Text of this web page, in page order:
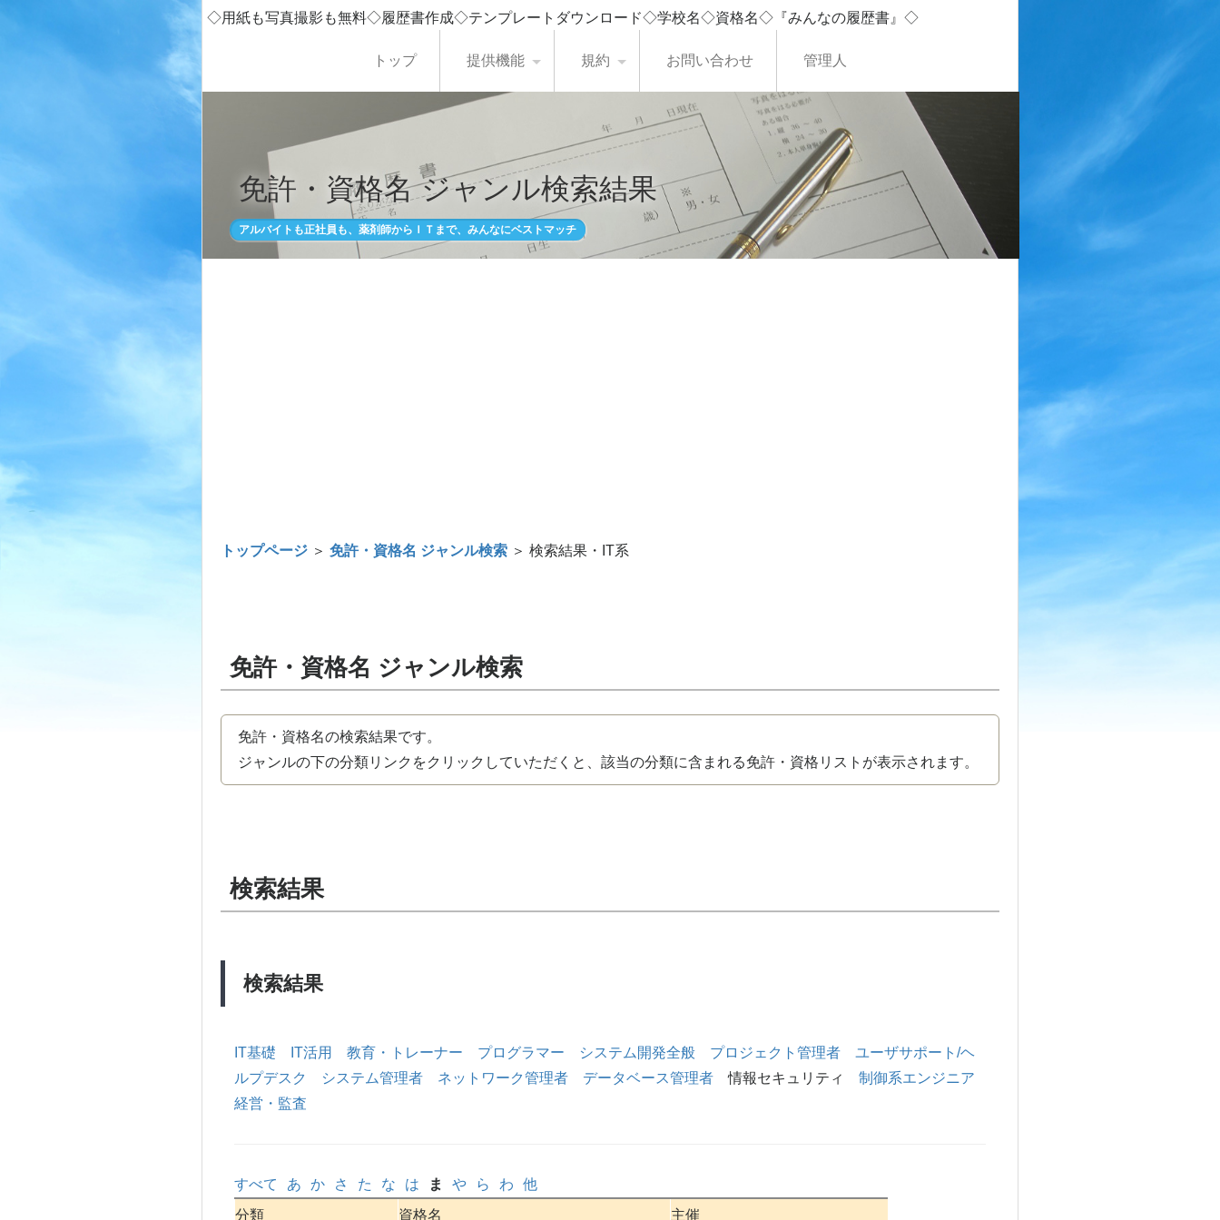
◇用紙も写真撮影も無料◇履歴書作成◇テンプレートダウンロード◇学校名◇資格名◇『みんなの履歴書』◇
トップ 提供機能 規約 お問い合わせ 管理人
免許・資格名 ジャンル検索結果
アルバイトも正社員も、薬剤師からＩＴまで、みんなにベストマッチ
トップページ ＞ 免許・資格名 ジャンル検索 ＞ 検索結果・IT系
免許・資格名 ジャンル検索
免許・資格名の検索結果です。
ジャンルの下の分類リンクをクリックしていただくと、該当の分類に含まれる免許・資格リストが表示されます。
検索結果
検索結果
IT基礎 IT活用 教育・トレーナー プログラマー システム開発全般 プロジェクト管理者
ユーザサポート/ヘ
ルプデスク
システム管理者 ネットワーク管理者 データベース管理者 情報セキュリティ 制御系エンジニア
経営・監査
すべて あ か さ た な は ま や ら わ
他
分類
資格名 主催